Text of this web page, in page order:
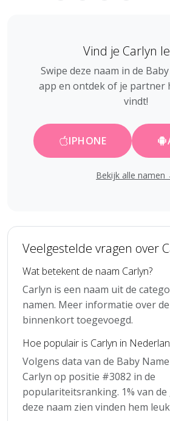
Vind je Carlyn
Swipe deze naam in de
app en ontdek of je partner
vindt!
IPHONE
Bekijk alle namen
Veelgestelde vragen over
Wat betekent de naam Carlyn?
Carlyn is een naam uit de
namen. Meer informatie over
binnenkort toegevoegd.
Hoe populair is Carlyn in
Volgens data van de Baby
Carlyn op positie #3082 in de
populariteitsranking. 1% van
deze naam zien vinden hem